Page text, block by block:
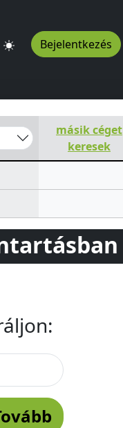
Bejelentkezés
másik céget
keresek